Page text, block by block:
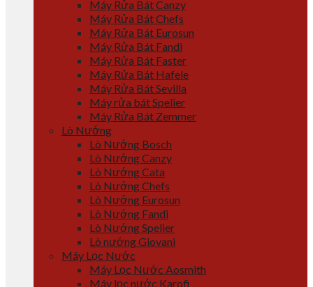
Máy Rửa Bát Canzy
Máy Rửa Bát Chefs
Máy Rửa Bát Eurosun
Máy Rửa Bát Fandi
Máy Rửa Bát Faster
Máy Rửa Bát Hafele
Máy Rửa Bát Sevilla
Máy rửa bát Spelier
Máy Rửa Bát Zemmer
Lò Nướng
Lò Nướng Bosch
Lò Nướng Canzy
Lò Nướng Cata
Lò Nướng Chefs
Lò Nướng Eurosun
Lò Nướng Fandi
Lò Nướng Spelier
Lò nướng Giovani
Máy Lọc Nước
Máy Lọc Nước Aosmith
Máy lọc nước Karofi